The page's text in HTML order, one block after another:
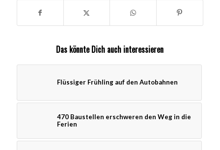
Das könnte Dich auch interessieren
Flüssiger Frühling auf den Autobahnen
470 Baustellen erschweren den Weg in die
Ferien